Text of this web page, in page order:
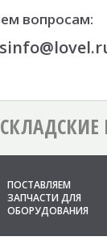
вопросам:
ПОСТАВЛЯЕМ
ЗАПЧАСТИ ДЛЯ
ОБОРУДОВАНИЯ